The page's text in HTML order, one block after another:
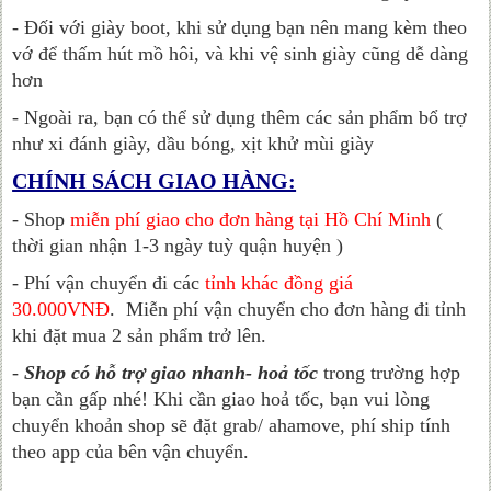
- Đối với giày boot, khi sử dụng bạn nên mang kèm theo
vớ để thấm hút mồ hôi, và khi vệ sinh giày cũng dễ dàng
hơn
- Ngoài ra, bạn có thể sử dụng thêm các sản phẩm bổ trợ
như xi đánh giày, dầu bóng, xịt khử mùi giày
CHÍNH SÁCH GIAO HÀNG:
- Shopmiễn phí giao cho đơn hàng tại Hồ Chí Minh (
thời gian nhận 1-3 ngày tuỳ quận huyện )
- Phí vận chuyển đi cáctỉnh khác đồng giá
30.000VNĐ. Miễn phí vận chuyển cho đơn hàng đi tỉnh
khi đặt mua 2 sản phẩm trở lên.
-Shop có hỗ trợ giao nhanh- hoả tốc trong trường hợp
bạn cần gấp nhé! Khi cần giao hoả tốc, bạn vui lòng
chuyển khoản shop sẽ đặt grab/ ahamove, phí ship tính
theo app của bên vận chuyển.